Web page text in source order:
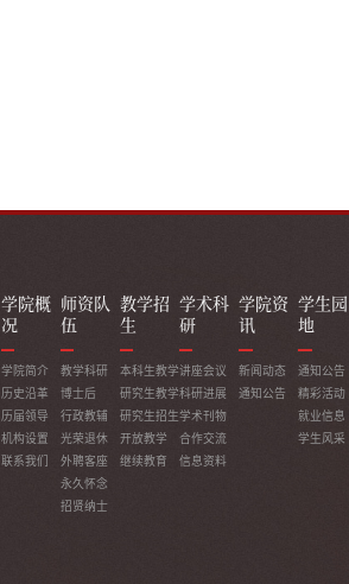
学院概
况
学院简介
历史沿革
历届领导
机构设置
联系我们
师资队
伍
教学科研
博士后
行政教辅
光荣退休
外聘客座
永久怀念
招贤纳士
教学招
生
本科生教学
研究生教学
研究生招生
开放教学
继续教育
学术科
研
讲座会议
科研进展
学术刊物
合作交流
信息资料
学院资
讯
新闻动态
通知公告
学生园
地
通知公告
精彩活动
就业信息
学生风采